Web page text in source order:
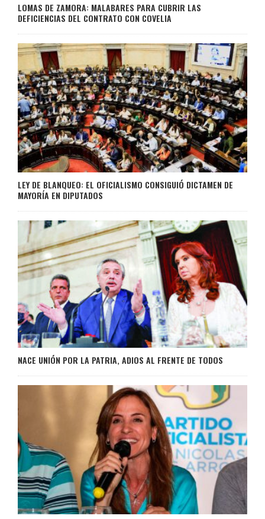
LOMAS DE ZAMORA: MALABARES PARA CUBRIR LAS
DEFICIENCIAS DEL CONTRATO CON COVELIA
LEY DE BLANQUEO: EL OFICIALISMO CONSIGUIÓ DICTAMEN DE
MAYORÍA EN DIPUTADOS
NACE UNIÓN POR LA PATRIA, ADIOS AL FRENTE DE TODOS